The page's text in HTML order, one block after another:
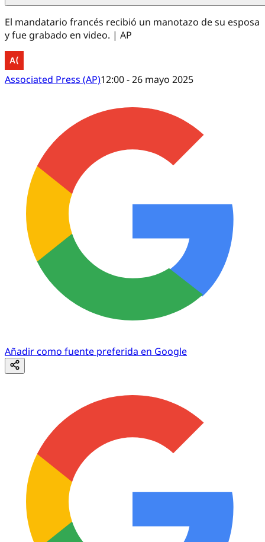
El mandatario francés recibió un manotazo de su esposa
y fue grabado en video. | AP
Associated Press (AP)12:00 - 26 mayo 2025
Añadir como fuente preferida en Google